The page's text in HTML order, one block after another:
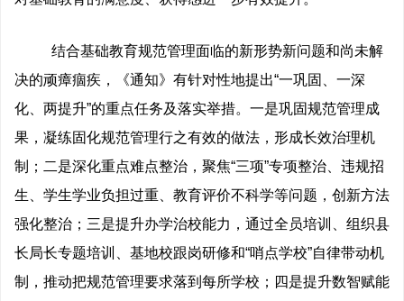
结合基础教育规范管理面临的新形势新问题和尚未解
决的顽瘴痼疾，《通知》有针对性地提出“一巩固、一深
化、两提升”的重点任务及落实举措。一是巩固规范管理成
果，凝练固化规范管理行之有效的做法，形成长效治理机
制；二是深化重点难点整治，聚焦“三项”专项整治、违规招
生、学生学业负担过重、教育评价不科学等问题，创新方法
强化整治；三是提升办学治校能力，通过全员培训、组织县
长局长专题培训、基地校跟岗研修和“哨点学校”自律带动机
制，推动把规范管理要求落到每所学校；四是提升数智赋能